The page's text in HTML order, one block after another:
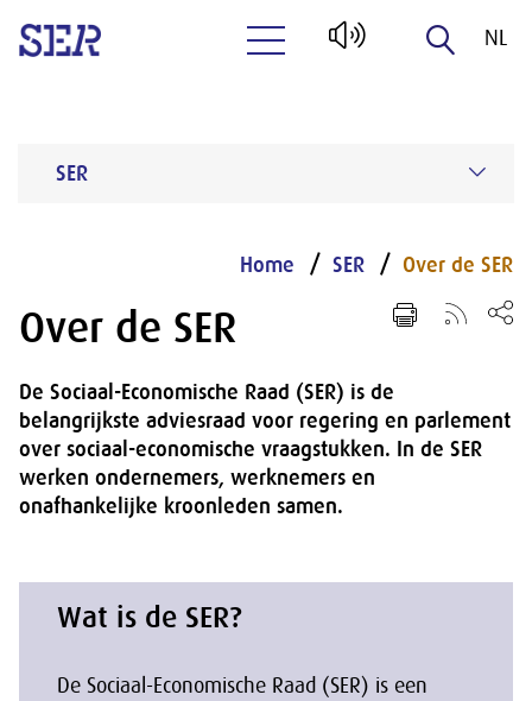
NL
SER
Home SER Over de SER
Over de SER
De Sociaal-Economische Raad (SER) is de
belangrijkste adviesraad voor regering en parlement
over sociaal-economische vraagstukken. In de SER
werken ondernemers, werknemers en
onafhankelijke kroonleden samen.
Wat is de SER?
De Sociaal-Economische Raad (SER) is een